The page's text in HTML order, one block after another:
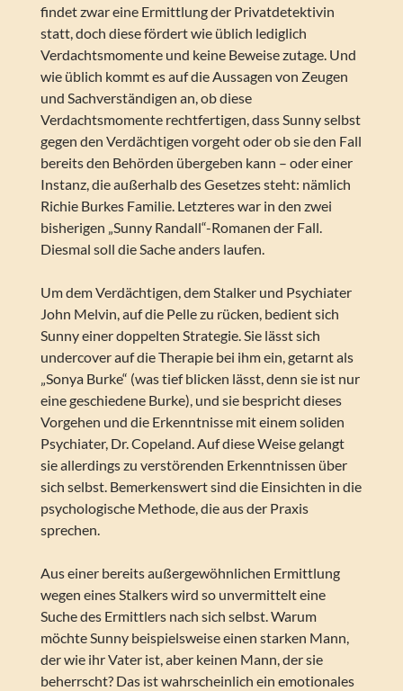
findet zwar eine Ermittlung der Privatdetektivin
statt, doch diese fördert wie üblich lediglich
Verdachtsmomente und keine Beweise zutage. Und
wie üblich kommt es auf die Aussagen von Zeugen
und Sachverständigen an, ob diese
Verdachtsmomente rechtfertigen, dass Sunny selbst
gegen den Verdächtigen vorgeht oder ob sie den Fall
bereits den Behörden übergeben kann – oder einer
Instanz, die außerhalb des Gesetzes steht: nämlich
Richie Burkes Familie. Letzteres war in den zwei
bisherigen „Sunny Randall“-Romanen der Fall.
Diesmal soll die Sache anders laufen.
Um dem Verdächtigen, dem Stalker und Psychiater
John Melvin, auf die Pelle zu rücken, bedient sich
Sunny einer doppelten Strategie. Sie lässt sich
undercover auf die Therapie bei ihm ein, getarnt als
„Sonya Burke“ (was tief blicken lässt, denn sie ist nur
eine geschiedene Burke), und sie bespricht dieses
Vorgehen und die Erkenntnisse mit einem soliden
Psychiater, Dr. Copeland. Auf diese Weise gelangt
sie allerdings zu verstörenden Erkenntnissen über
sich selbst. Bemerkenswert sind die Einsichten in die
psychologische Methode, die aus der Praxis
sprechen.
Aus einer bereits außergewöhnlichen Ermittlung
wegen eines Stalkers wird so unvermittelt eine
Suche des Ermittlers nach sich selbst. Warum
möchte Sunny beispielsweise einen starken Mann,
der wie ihr Vater ist, aber keinen Mann, der sie
beherrscht? Das ist wahrscheinlich ein emotionales